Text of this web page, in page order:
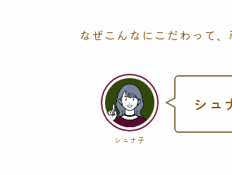
なぜこんなにこだわって
シュナ子
シュ